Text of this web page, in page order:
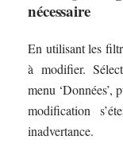
nécessaire
En utilisant les
à modifier.
menu ‘Données’,
modification
inadvertance.